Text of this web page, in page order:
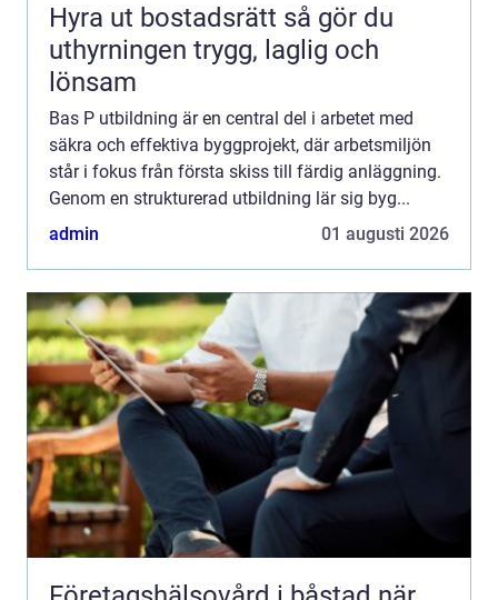
Hyra ut bostadsrätt så gör du
uthyrningen trygg, laglig och
lönsam
Bas P utbildning är en central del i arbetet med
säkra och effektiva byggprojekt, där arbetsmiljön
står i fokus från första skiss till färdig anläggning.
Genom en strukturerad utbildning lär sig byg...
admin
01 augusti 2026